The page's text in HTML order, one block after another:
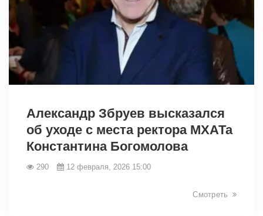
Александр Збруев высказался
об уходе с места ректора МХАТа
Константина Богомолова
290 12 февраля, 2026 15:00
Смотреть